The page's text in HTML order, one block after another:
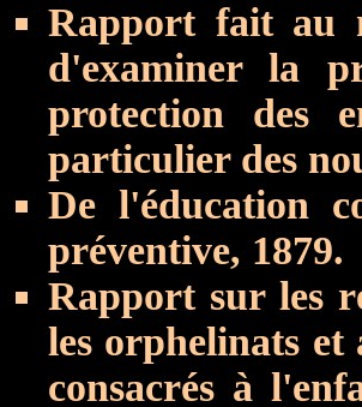
Rapport fait au
d'examiner la
protection des
particulier des
De l'éducation
préventive, 1879.
Rapport sur les
les orphelinats et
consacrés à